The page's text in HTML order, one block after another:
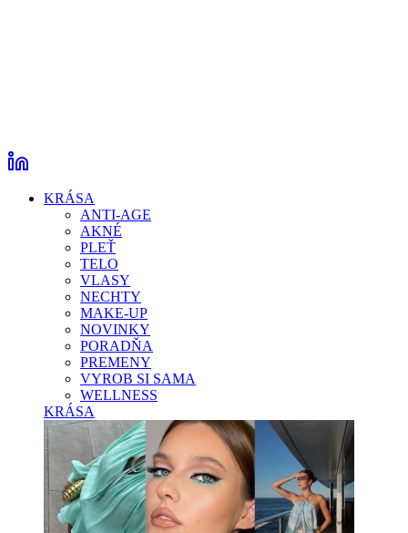
KRÁSA
ANTI-AGE
AKNÉ
PLEŤ
TELO
VLASY
NECHTY
MAKE-UP
NOVINKY
PORADŇA
PREMENY
VYROB SI SAMA
WELLNESS
KRÁSA